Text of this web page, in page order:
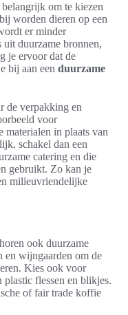
om te kiezen
worden dieren op een
er minder
duurzame bronnen,
je ervoor dat de
bij aan een duurzame
de verpakking en
voor
materialen in plaats van
schakel dan een
catering en die
gebruikt. Zo kan je
milieuvriendelijke
horen ook duurzame
wijngaarden om de
Kies ook voor
plastic flessen en blikjes.
of fair trade koffie